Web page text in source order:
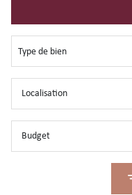
immobilier professionnel
Type de bien
Budget